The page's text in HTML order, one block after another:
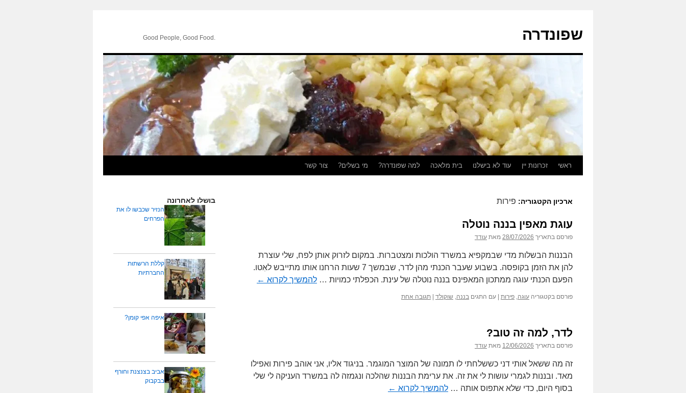
שפונדרה .Good People, Good Food
ראשי זכרונות יין עוד לא בישלנו בית מלאכה למה שפונדרה? מי בשלים? צור קשר
ארכיון הקטגוריה: פירות
עוגת מאפין בננה נוטלה
פורסם בתאריך 28/07/2026 מאת עודד
הבננות הבשלות מדי שבמקפיא במשרד הולכות ומצטברות. במקום לזרוק אותן לפח, שלי עוצרת
להן את הזמן בקופסה. בשבוע שעבר הכנתי מהן לדר, שבמשך 7 שעות הרחנו אותו מתייבש לאִטו.
הפעם הכנתי עוגה ממתכון המאפינס בננה נוטלה של עינת. הכפלתי כמויות … להמשיך לקרוא ←
פורסם בקטגוריה עוגה, פירות עם התגים בננה, שוקולד תגובה אחת
לדר, למה זה טוב?
פורסם בתאריך 12/06/2026 מאת עודד
זה מה ששאל אותי דני כששלחתי לו תמונה של המוצר המוגמר. בניגוד אליו, אני אוהב פירות ואפילו
מאד. ובננות לגמרי עושות לי את זה. את ערימת הבננות שהלכה ונגמזה לה במשרד העניקה לי שלי
בסוף היום, כדי שלא אתפוס אותה … להמשיך לקרוא ←
בושלו לאחרונה
הנזיר שכבשו לו את
הפרחים
קללת הרשתות
החברתיות
איפה אפי קומן?
אביב בצנצנת וחורף
בבקבוק